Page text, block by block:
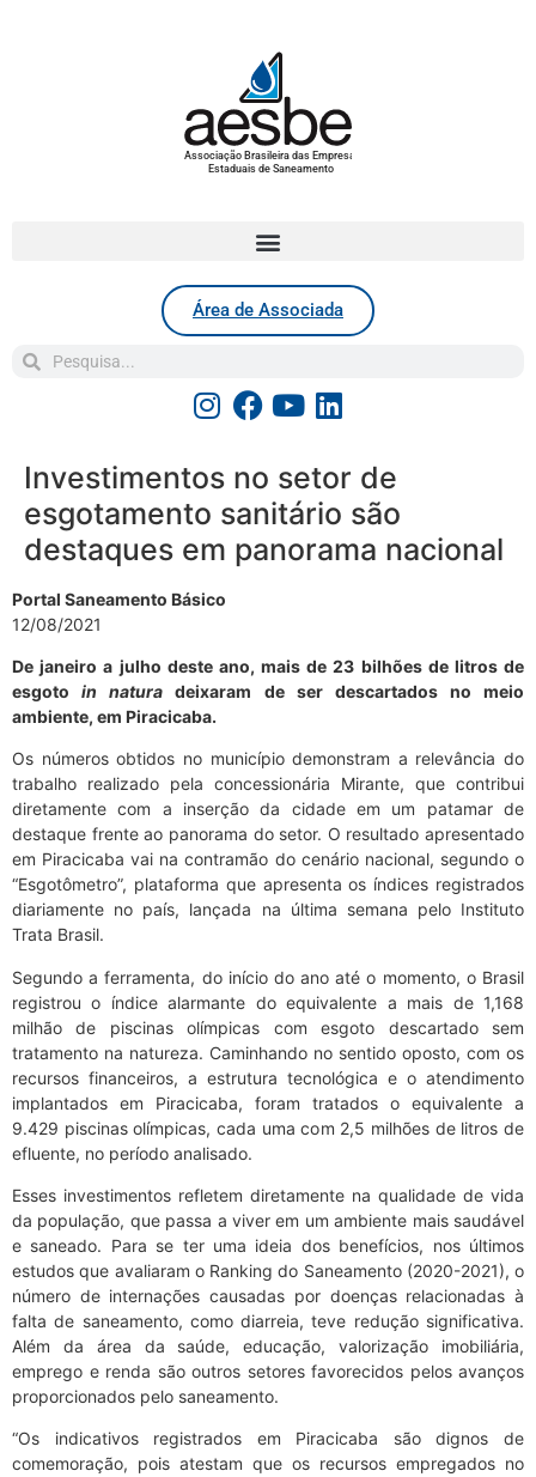
Associação Brasileira das Empresas
Estaduais de Saneamento
Área de Associada
Investimentos no setor de
esgotamento sanitário são
destaques em panorama nacional
Portal Saneamento Básico
12/08/2021
De janeiro a julho deste ano, mais de 23 bilhões de litros de
esgotoin natura deixaram de ser descartados no meio
ambiente, em Piracicaba.
Os números obtidos no município demonstram a relevância do
trabalho realizado pela concessionária Mirante, que contribui
diretamente com a inserção da cidade em um patamar de
destaque frente ao panorama do setor. O resultado apresentado
em Piracicaba vai na contramão do cenário nacional, segundo o
“Esgotômetro”, plataforma que apresenta os índices registrados
diariamente no país, lançada na última semana pelo Instituto
Trata Brasil.
Segundo a ferramenta, do início do ano até o momento, o Brasil
registrou o índice alarmante do equivalente a mais de 1,168
milhão de piscinas olímpicas com esgoto descartado sem
tratamento na natureza. Caminhando no sentido oposto, com os
recursos financeiros, a estrutura tecnológica e o atendimento
implantados em Piracicaba, foram tratados o equivalente a
9.429 piscinas olímpicas, cada uma com 2,5 milhões de litros de
efluente, no período analisado.
Esses investimentos refletem diretamente na qualidade de vida
da população, que passa a viver em um ambiente mais saudável
e saneado. Para se ter uma ideia dos benefícios, nos últimos
estudos que avaliaram o Ranking do Saneamento (2020-2021), o
número de internações causadas por doenças relacionadas à
falta de saneamento, como diarreia, teve redução significativa.
Além da área da saúde, educação, valorização imobiliária,
emprego e renda são outros setores favorecidos pelos avanços
proporcionados pelo saneamento.
“Os indicativos registrados em Piracicaba são dignos de
comemoração, pois atestam que os recursos empregados no